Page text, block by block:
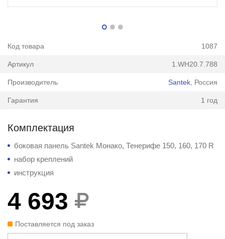
Код товара 1087
Артикул 1.WH20.7.788
Производитель Santek , Россия
Гарантия 1 год
Комплектация
боковая панель Santek Монако, Тенерифе 150, 160, 170 R
набор креплений
инструкция
4 693
Поставляется под заказ